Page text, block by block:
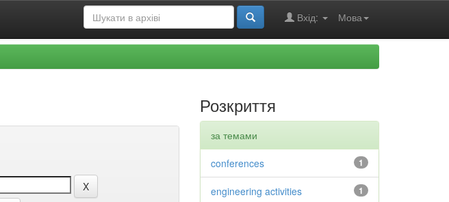
Мова
Вхід:
Розкриття
за темами
1
conferences
1
engineering activities